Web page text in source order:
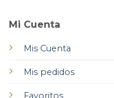
Mi Cuenta
Mis Cuenta
Mis pedidos